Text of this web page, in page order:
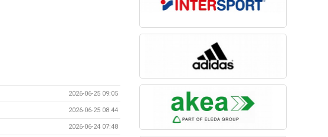
2026-06-25 09:05
2026-06-25 08:44
2026-06-24 07:48